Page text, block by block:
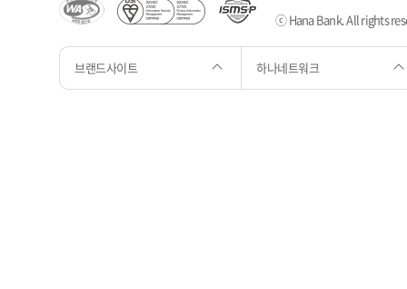
ⓒ Hana Bank. All rights
브랜드사이트 하나네트워크